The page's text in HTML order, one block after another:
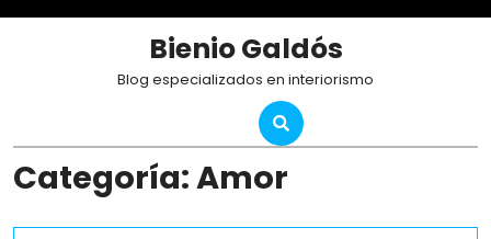
Bienio Galdós
Blog especializados en interiorismo
Categoría:Amor